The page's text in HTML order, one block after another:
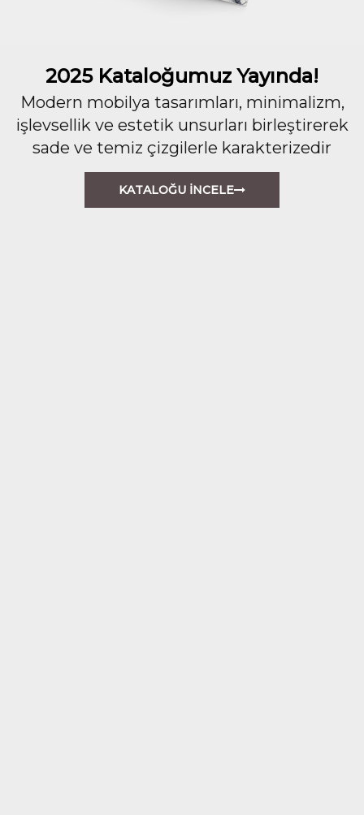
2025 Kataloğumuz Yayında!
Modern mobilya tasarımları, minimalizm,
işlevsellik ve estetik unsurları birleştirerek
sade ve temiz çizgilerle karakterizedir
KATALOĞU İNCELE